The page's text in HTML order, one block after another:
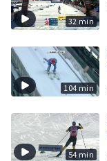
32 min
104 min
54 min